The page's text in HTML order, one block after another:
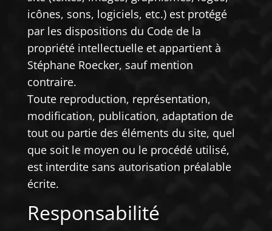
icônes, sons, logiciels, etc.) est protégé
par les dispositions du Code de la
propriété intellectuelle et appartient à
Stéphane Roecker, sauf mention
contraire.
Toute reproduction, représentation,
modification, publication, adaptation de
tout ou partie des éléments du site, quel
que soit le moyen ou le procédé utilisé,
est interdite sans autorisation préalable
écrite.
Responsabilité